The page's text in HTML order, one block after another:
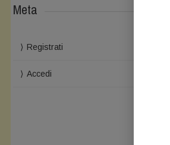
Meta
Registrati
Accedi